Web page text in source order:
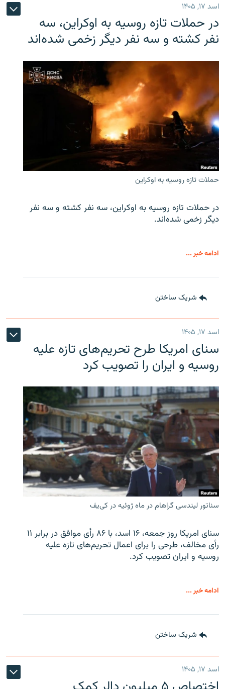
اسد ۱۷, ۱۴۰۵
در حملات تازه روسیه به اوکراین، سه
نفر کشته و سه نفر دیگر زخمی شده‌اند
حملات تازه روسیه به اوکراین
در حملات تازه روسیه به اوکراین، سه نفر کشته و سه نفر
دیگر زخمی شده‌اند.
ادامه خبر ...
شریک ساختن
اسد ۱۷, ۱۴۰۵
سنای امریکا طرح تحریم‌های تازه علیه
روسیه و ایران را تصویب کرد
سناتور لیندسی گراهام در ماه ژوئیه در کی‌یف
سنای امریکا روز جمعه، ۱۶ اسد، با ۸۶ رأی موافق در برابر ۱۱
رأی مخالف، طرحی را برای اعمال تحریم‌های تازه علیه
روسیه و ایران تصویب کرد.
ادامه خبر ...
شریک ساختن
اسد ۱۷, ۱۴۰۵